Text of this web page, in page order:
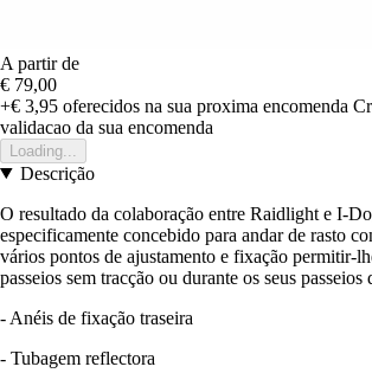
A partir de
€ 79,00
+€ 3,95 oferecidos na sua proxima encomenda
validacao da sua encomenda
Loading...
Descrição
O resultado da colaboração entre Raidlight e I-
especificamente concebido para andar de rasto
vários pontos de ajustamento e fixação permitir-
passeios sem tracção ou durante os seus passeios
- Anéis de fixação traseira
- Tubagem reflectora